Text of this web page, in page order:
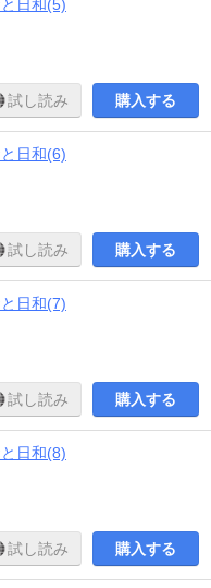
日和(5)
試し読み 購入する
日和(6)
試し読み 購入する
日和(7)
試し読み 購入する
日和(8)
試し読み 購入する